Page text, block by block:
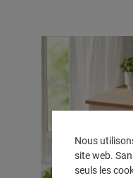
Nous
site web.
seuls les